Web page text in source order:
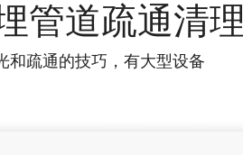
管道疏通清理
和疏通的技巧，有大型设备